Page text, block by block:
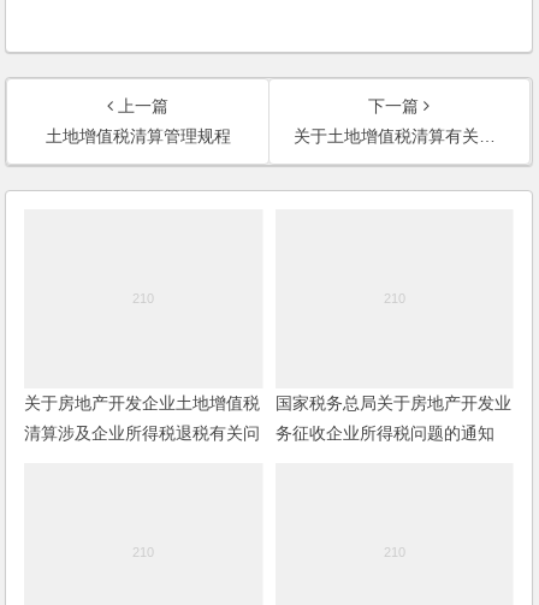
上一篇
土地增值税清算管理规程
下一篇
关于土地增值税清算有关问题的通知
关于房地产开发企业土地增值税
清算涉及企业所得税退税有关问
国家税务总局关于房地产开发业
务征收企业所得税问题的通知